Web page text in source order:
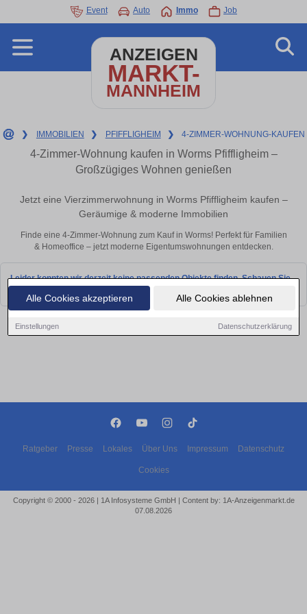
Alle Cookies akzeptieren Alle Cookies ablehnen
Einstellungen Datenschutzerklärung
Event Auto Immo Job
ANZEIGEN
MARKT-
MANNHEIM
❯ IMMOBILIEN ❯ PFIFFLIGHEIM ❯ 4-ZIMMER-WOHNUNG-KAUFEN
4-Zimmer-Wohnung kaufen in Worms Pfiffligheim –
Großzügiges Wohnen genießen
Jetzt eine Vierzimmerwohnung in Worms Pfiffligheim kaufen –
Geräumige & moderne Immobilien
Finde eine 4-Zimmer-Wohnung zum Kauf in Worms! Perfekt für Familien
& Homeoffice – jetzt moderne Eigentumswohnungen entdecken.
Leider konnten wir derzeit keine passenden Objekte finden. Schauen Sie
Ratgeber Presse Lokales Über Uns Impressum Datenschutz
Cookies
Copyright © 2000 - 2026 | 1A Infosysteme GmbH | Content by: 1A-Anzeigenmarkt.de
07.08.2026